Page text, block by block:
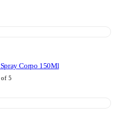
Corpo 150Ml
of 5